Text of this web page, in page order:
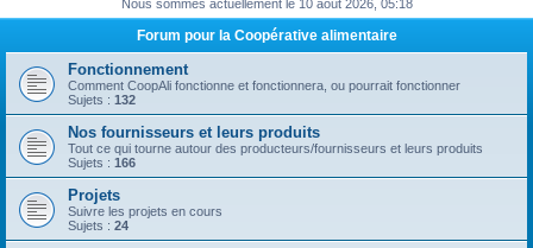
h
r
Nous sommes actuellement le 10 août 2026, 05:18
Forum pour la Coopérative alimentaire
Fonctionnement
Comment CoopAli fonctionne et fonctionnera, ou pourrait fonctionner
Sujets : 132
Nos fournisseurs et leurs produits
Tout ce qui tourne autour des producteurs/fournisseurs et leurs produits
Sujets : 166
Projets
Suivre les projets en cours
Sujets : 24